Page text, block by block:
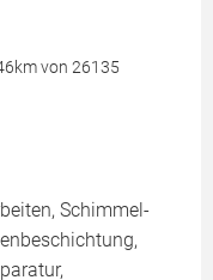
von 26135
Schimmel-